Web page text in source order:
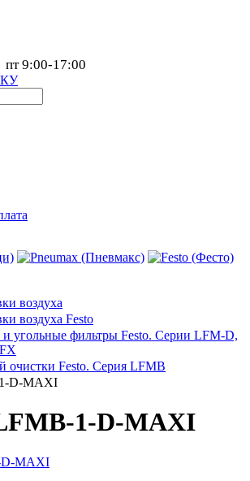
9:00-17:00
воздуха
воздуха Festo
угольные фильтры Festo. Cерии LFM-D,
очистки Festo. Серия LFMB
D-MAXI
1-D-MAXI